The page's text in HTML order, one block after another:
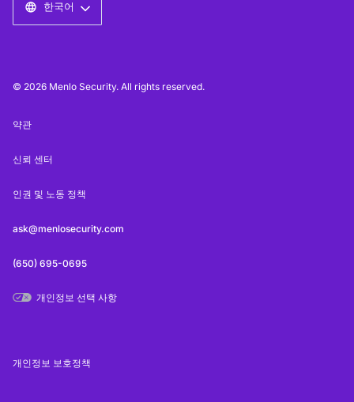
한국어
© 2026 Menlo Security. All rights reserved.
약관
신뢰 센터
인권 및 노동 정책
ask@menlosecurity.com
(650) 695-0695
개인정보 선택 사항
개인정보 보호정책